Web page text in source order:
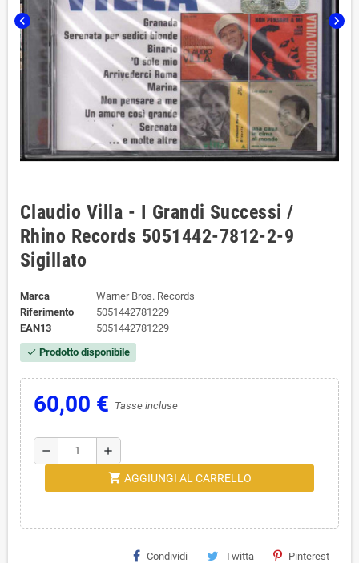
chevron_left chevron_right
Claudio Villa - I Grandi Successi /
Rhino Records 5051442-7812-2-9
Sigillato
Marca
Warner Bros. Records
Riferimento
5051442781229
EAN13
5051442781229
check Prodotto disponibile
60,00 € Tasse incluse
remove add
shopping_cart AGGIUNGI AL CARRELLO
Condividi Twitta Pinterest